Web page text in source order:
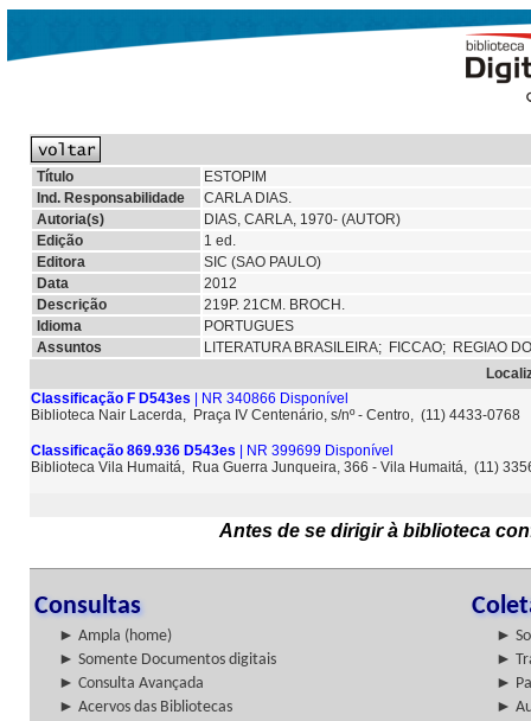
Título
ESTOPIM
Ind. Responsabilidade
CARLA DIAS.
Autoria(s)
DIAS, CARLA, 1970- (AUTOR)
Edição
1 ed.
Editora
SIC (SAO PAULO)
Data
2012
Descrição
219P. 21CM. BROCH.
Idioma
PORTUGUES
Assuntos
LITERATURA BRASILEIRA; FICCAO; REGIAO
Classificação F D543es | NR 340866 Disponível
Biblioteca Nair Lacerda, Praça IV Centenário, s/nº - Centro, (11) 4433-0768
Classificação 869.936 D543es | NR 399699 Disponível
Biblioteca Vila Humaitá, Rua Guerra Junqueira, 366 - Vila Humaitá, (11)
Antes de se dirigir à biblioteca
Consultas
► Ampla (home)
►
► Somente Documentos digitais
►
► Consulta Avançada
►
► Acervos das Bibliotecas
►